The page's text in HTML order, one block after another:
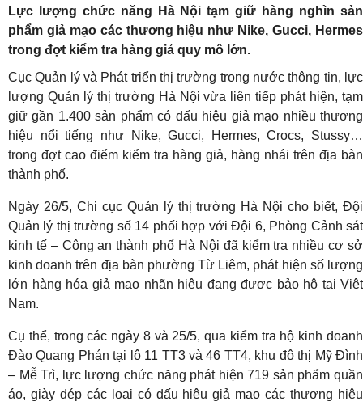
Lực lượng chức năng Hà Nội tạm giữ hàng nghìn sản
phẩm giả mạo các thương hiệu như Nike, Gucci, Hermes
trong đợt kiểm tra hàng giả quy mô lớn.
Cục Quản lý và Phát triển thị trường trong nước thông tin, lực
lượng Quản lý thị trường Hà Nội vừa liên tiếp phát hiện, tạm
giữ gần 1.400 sản phẩm có dấu hiệu giả mạo nhiều thương
hiệu nổi tiếng như Nike, Gucci, Hermes, Crocs, Stussy…
trong đợt cao điểm kiểm tra hàng giả, hàng nhái trên địa bàn
thành phố.
Ngày 26/5, Chi cục Quản lý thị trường Hà Nội cho biết, Đội
Quản lý thị trường số 14 phối hợp với Đội 6, Phòng Cảnh sát
kinh tế – Công an thành phố Hà Nội đã kiểm tra nhiều cơ sở
kinh doanh trên địa bàn phường Từ Liêm, phát hiện số lượng
lớn hàng hóa giả mạo nhãn hiệu đang được bảo hộ tại Việt
Nam.
Cụ thể, trong các ngày 8 và 25/5, qua kiểm tra hộ kinh doanh
Đào Quang Phán tại lô 11 TT3 và 46 TT4, khu đô thị Mỹ Đình
– Mễ Trì, lực lượng chức năng phát hiện 719 sản phẩm quần
áo, giày dép các loại có dấu hiệu giả mạo các thương hiệu